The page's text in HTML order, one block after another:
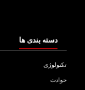
دسته بندی ها
تکنولوژی
حوادث